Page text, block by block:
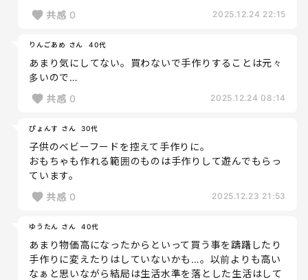
共感 0 2025.12.24 22:15
りんごあめ さん 40代
あまり気にしてない。買わないで手作りすることは元々
多いので…
共感 0 2025.12.24 08:14
ぴょんす さん 30代
子供のベビーフードを控えて手作りに。
おもちゃも作れる範囲のものは手作りして遊んでもらっ
ています。
共感 0 2025.12.23 21:53
ゆうたん さん 40代
あまり物価高になったからといって買う事を躊躇したり
手作りに変えたりはしていないかも…。以前よりも高い
なぁと思いながら結局は生活水準を落とした生活はして